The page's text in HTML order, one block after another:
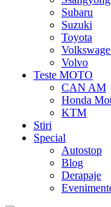
Subaru
Suzuki
Toyota
Volvo
Teste MOTO
CAN AM
Honda
KTM
Stiri
Special
Autostop
Blog
Derapaje